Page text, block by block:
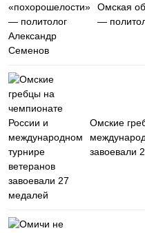
Омская
—
Омские
завоевали